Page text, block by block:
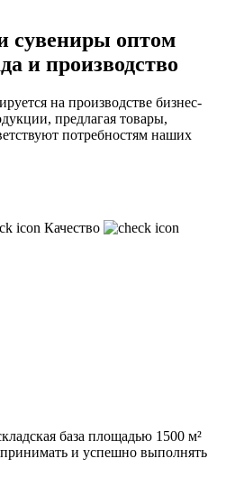
сувениры оптом
и производство
на производстве бизнес-
предлагая товары,
потребностям наших
Качество
база площадью 1500 м²
и успешно выполнять